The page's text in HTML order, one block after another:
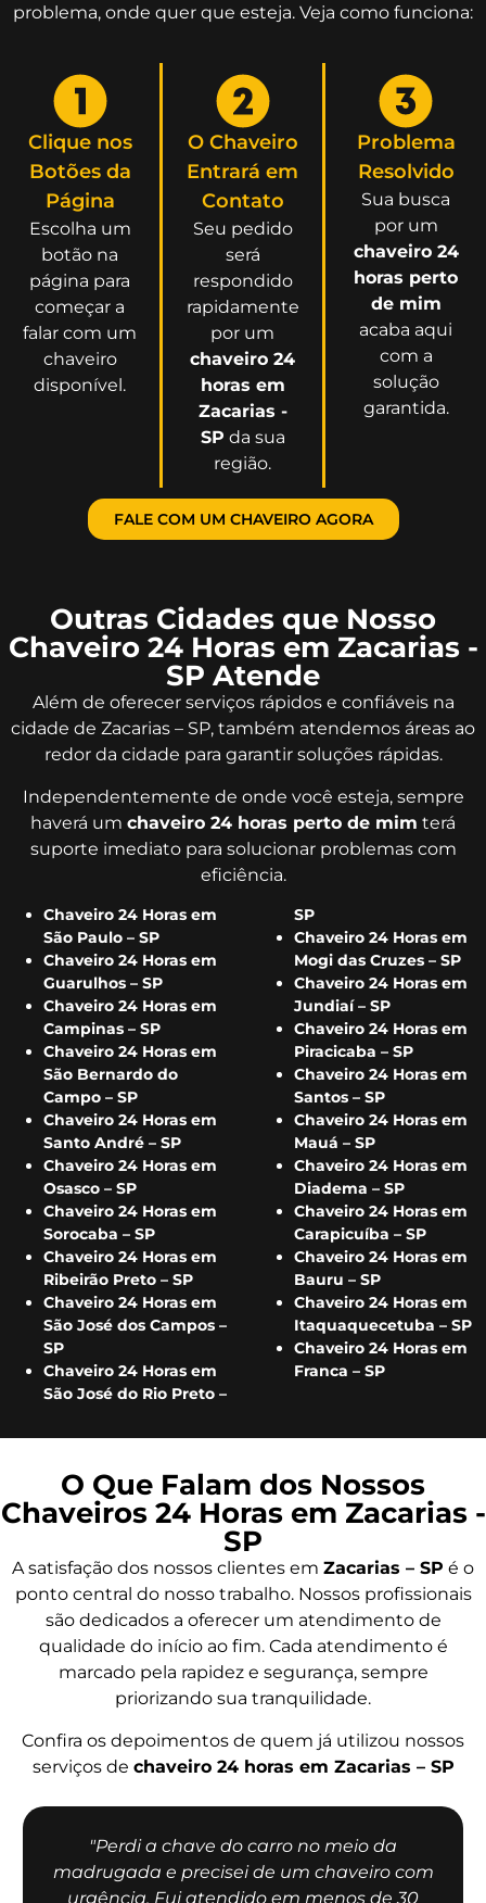
problema, onde quer que esteja. Veja como funciona:
Clique nos
Botões da
Página
Escolha um
botão na
página para
começar a
falar com um
chaveiro
disponível.
O Chaveiro
Entrará em
Contato
Seu pedido
será
respondido
rapidamente
por um
chaveiro 24
horas em
Zacarias -
SP da sua
região.
Problema
Resolvido
Sua busca
por um
chaveiro 24
horas perto
de mim
acaba aqui
com a
solução
garantida.
FALE COM UM CHAVEIRO AGORA
Outras Cidades que Nosso
Chaveiro 24 Horas em Zacarias -
SP Atende
Além de oferecer serviços rápidos e confiáveis na
cidade de Zacarias – SP, também atendemos áreas ao
redor da cidade para garantir soluções rápidas.
Independentemente de onde você esteja, sempre
haverá um chaveiro 24 horas perto de mim terá
suporte imediato para solucionar problemas com
eficiência.
Chaveiro 24 Horas em
São Paulo – SP
Chaveiro 24 Horas em
Guarulhos – SP
Chaveiro 24 Horas em
Campinas – SP
Chaveiro 24 Horas em
São Bernardo do
Campo – SP
Chaveiro 24 Horas em
Santo André – SP
Chaveiro 24 Horas em
Osasco – SP
Chaveiro 24 Horas em
Sorocaba – SP
Chaveiro 24 Horas em
Ribeirão Preto – SP
Chaveiro 24 Horas em
São José dos Campos –
SP
Chaveiro 24 Horas em
São José do Rio Preto –
SP
Chaveiro 24 Horas em
Mogi das Cruzes – SP
Chaveiro 24 Horas em
Jundiaí – SP
Chaveiro 24 Horas em
Piracicaba – SP
Chaveiro 24 Horas em
Santos – SP
Chaveiro 24 Horas em
Mauá – SP
Chaveiro 24 Horas em
Diadema – SP
Chaveiro 24 Horas em
Carapicuíba – SP
Chaveiro 24 Horas em
Bauru – SP
Chaveiro 24 Horas em
Itaquaquecetuba – SP
Chaveiro 24 Horas em
Franca – SP
O Que Falam dos Nossos
Chaveiros 24 Horas em Zacarias -
SP
A satisfação dos nossos clientes em Zacarias – SP é o
ponto central do nosso trabalho. Nossos profissionais
são dedicados a oferecer um atendimento de
qualidade do início ao fim. Cada atendimento é
marcado pela rapidez e segurança, sempre
priorizando sua tranquilidade.
Confira os depoimentos de quem já utilizou nossos
serviços de chaveiro 24 horas em Zacarias – SP
"Perdi a chave do carro no meio da
madrugada e precisei de um chaveiro com
urgência. Fui atendido em menos de 30